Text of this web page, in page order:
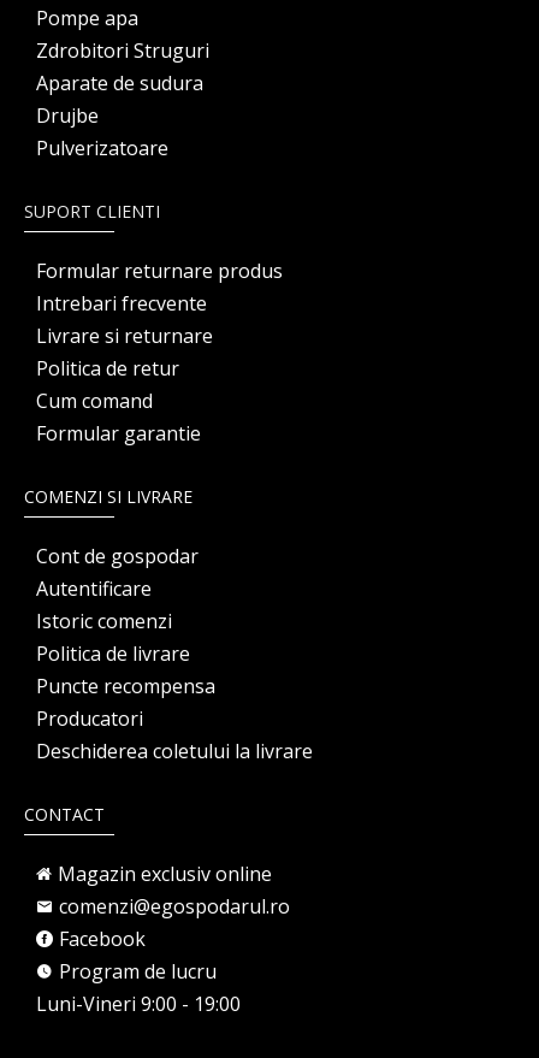
Pompe apa
Zdrobitori Struguri
Aparate de sudura
Drujbe
Pulverizatoare
SUPORT CLIENTI
Formular returnare produs
Intrebari frecvente
Livrare si returnare
Politica de retur
Cum comand
Formular garantie
COMENZI SI LIVRARE
Cont de gospodar
Autentificare
Istoric comenzi
Politica de livrare
Puncte recompensa
Producatori
Deschiderea coletului la livrare
CONTACT
Magazin exclusiv online
comenzi@egospodarul.ro
Facebook
Program de lucru
Luni-Vineri 9:00 - 19:00